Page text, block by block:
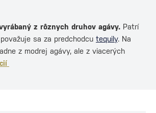
z rôznych druhov agávy. Patrí
sa za predchodcu tequily. Na
z modrej agávy, ale z viacerých